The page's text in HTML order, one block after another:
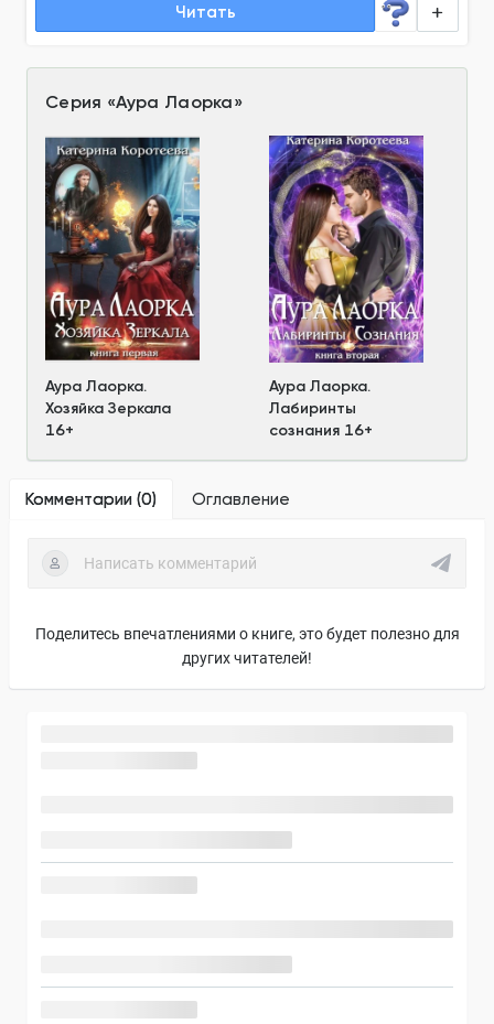
Читать
Серия «Аура Лаорка»
Аура Лаорка.
Хозяйка Зеркала
16+
Аура Лаорка.
Лабиринты
сознания 16+
Комментарии (0) Оглавление
Поделитесь впечатлениями о книге, это будет полезно для
других читателей!